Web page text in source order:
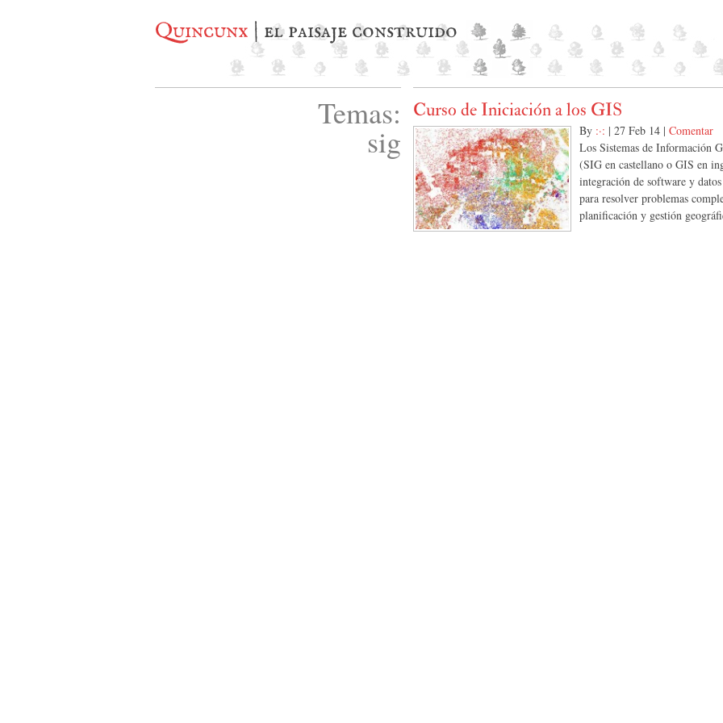
Quincunx | el paisaje construido
Temas:
sig
Curso de Iniciación a los GIS
By :·: | 27 Feb 14 | Comentar
Los Sistemas de Información
(SIG en castellano o GIS en
integración de software y
para resolver problemas
planificación y gestión